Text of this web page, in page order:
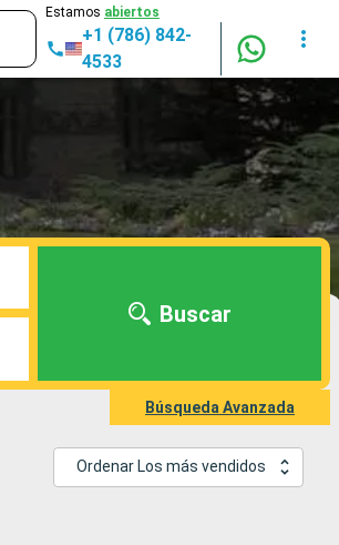
Estamos abiertos
+1 (786) 842-
4533
Buscar
Búsqueda Avanzada
Ordenar Los más vendidos